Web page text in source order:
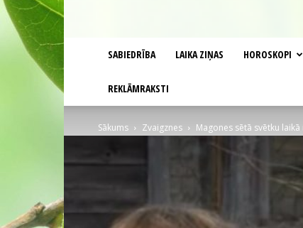
SABIEDRĪBA LAIKA ZIŅAS HOROSKOPI
REKLĀMRAKSTI
Sākums Zvaigznes Magones sētā svētku